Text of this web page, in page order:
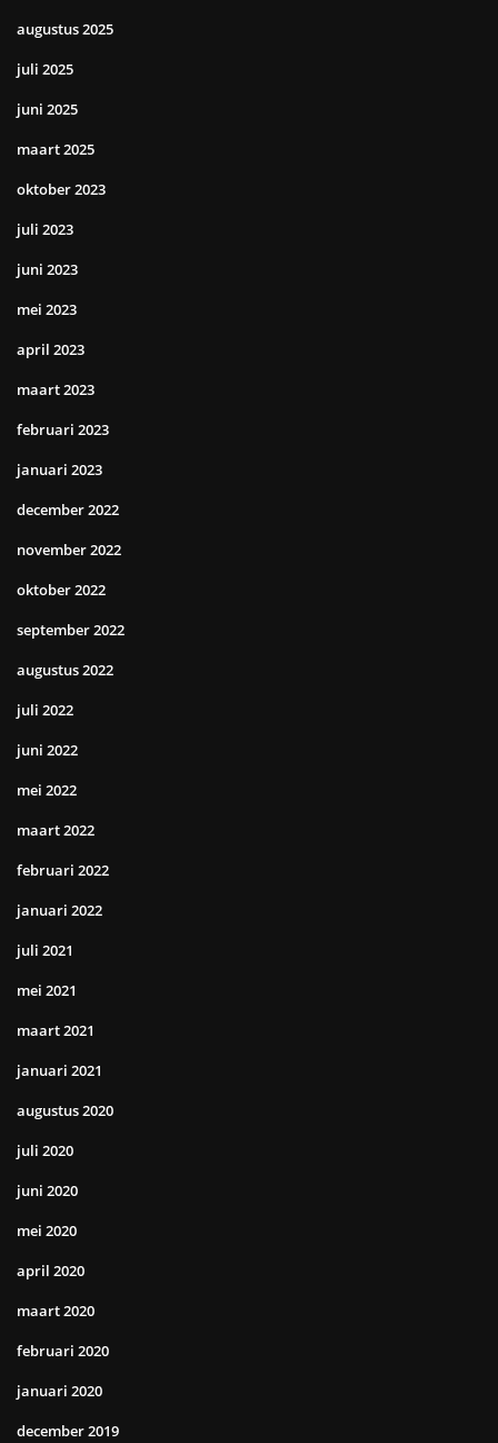
augustus 2025
juli 2025
juni 2025
maart 2025
oktober 2023
juli 2023
juni 2023
mei 2023
april 2023
maart 2023
februari 2023
januari 2023
december 2022
november 2022
oktober 2022
september 2022
augustus 2022
juli 2022
juni 2022
mei 2022
maart 2022
februari 2022
januari 2022
juli 2021
mei 2021
maart 2021
januari 2021
augustus 2020
juli 2020
juni 2020
mei 2020
april 2020
maart 2020
februari 2020
januari 2020
december 2019